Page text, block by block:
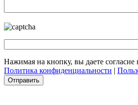
Нажимая на кнопку, вы даете
Политика конфиденциальности |